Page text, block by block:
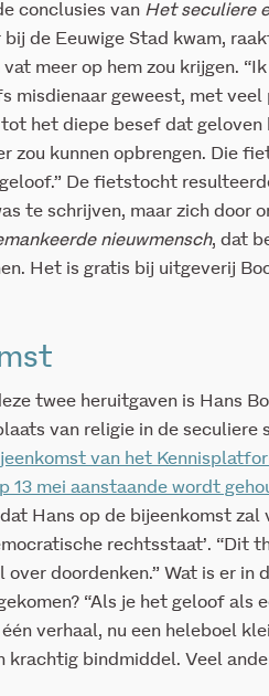
conclusies van Het seculiere
de Eeuwige Stad kwam,
meer op hem zou krijgen.
misdienaar geweest, met
het diepe besef dat geloven
zou kunnen opbrengen. Die
De fietstocht
te schrijven, maar zich door
nieuwmensch, dat
Het is gratis bij uitgeverij
twee heruitgaven is Hans
van religie in de seculiere
van het
13 mei aanstaande wordt
Hans op de bijeenkomst zal
rechtsstaat’. “Dit
doordenken.” Wat is er in
“Als je het geloof als
verhaal, nu een heleboel
krachtig bindmiddel. Veel